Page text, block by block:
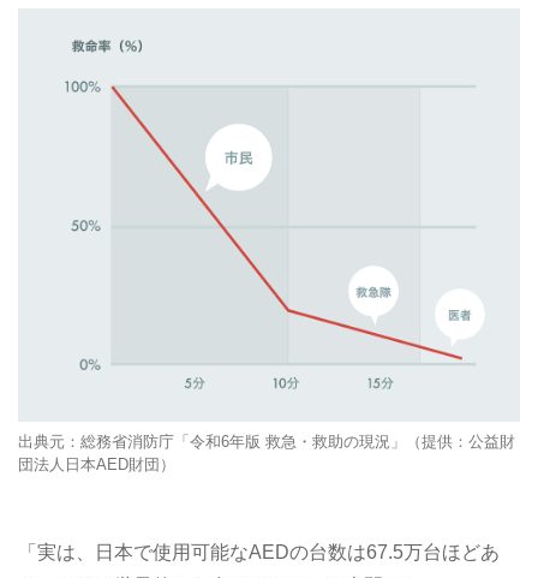
出典元：総務省消防庁「令和6年版 救急・救助の現況」（提供：公益財
団法人日本AED財団）
「実は、日本で使用可能なAEDの台数は67.5万台ほどあ